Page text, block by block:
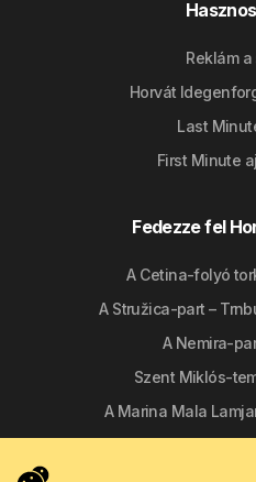
Reklám
Horvát
Last
First Minute
Fedezze fel
A Cetina-folyó
A Stružica-part –
A Nemira-
Szent Miklós-
A Marina Mala